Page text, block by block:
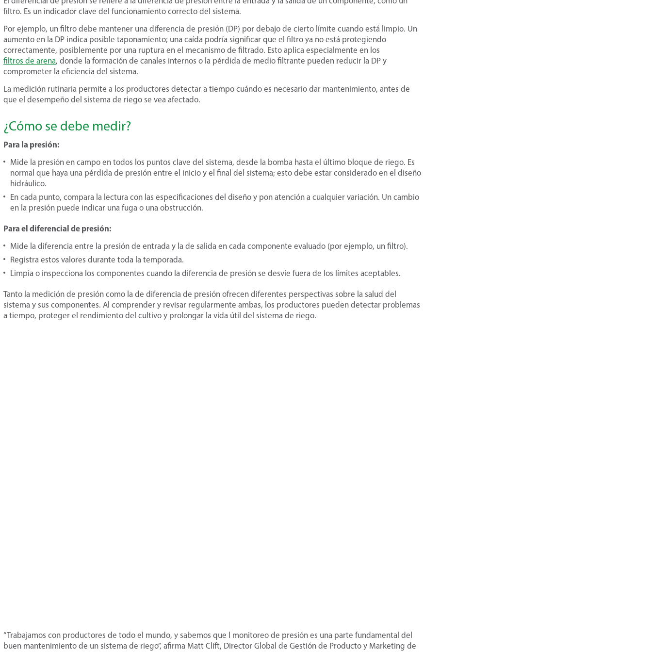
filtro. Es un indicador clave del funcionamiento correcto del sistema.
Por ejemplo, un filtro debe mantener una diferencia de presión (DP) por debajo de cierto límite cuando está limpio. Un
aumento en la DP indica posible taponamiento; una caída podría significar que el filtro ya no está protegiendo
correctamente, posiblemente por una ruptura en el mecanismo de filtrado. Esto aplica especialmente en los
filtros de arena, donde la formación de canales internos o la pérdida de medio filtrante pueden reducir la DP y
comprometer la eficiencia del sistema.
La medición rutinaria permite a los productores detectar a tiempo cuándo es necesario dar mantenimiento, antes de
que el desempeño del sistema de riego se vea afectado.
¿Cómo se debe medir?
Para la presión:
Mide la presión en campo en todos los puntos clave del sistema, desde la bomba hasta el último bloque de riego. Es
normal que haya una pérdida de presión entre el inicio y el final del sistema; esto debe estar considerado en el diseño
hidráulico.
En cada punto, compara la lectura con las especificaciones del diseño y pon atención a cualquier variación. Un cambio
en la presión puede indicar una fuga o una obstrucción.
Para el diferencial de presión:
Mide la diferencia entre la presión de entrada y la de salida en cada componente evaluado (por ejemplo, un filtro).
Registra estos valores durante toda la temporada.
Limpia o inspecciona los componentes cuando la diferencia de presión se desvíe fuera de los límites aceptables.
Tanto la medición de presión como la de diferencia de presión ofrecen diferentes perspectivas sobre la salud del
sistema y sus componentes. Al comprender y revisar regularmente ambas, los productores pueden detectar problemas
a tiempo, proteger el rendimiento del cultivo y prolongar la vida útil del sistema de riego.
“Trabajamos con productores de todo el mundo, y sabemos que l monitoreo de presión es una parte fundamental del
buen mantenimiento de un sistema de riego”, afirma Matt Clift, Director Global de Gestión de Producto y Marketing de